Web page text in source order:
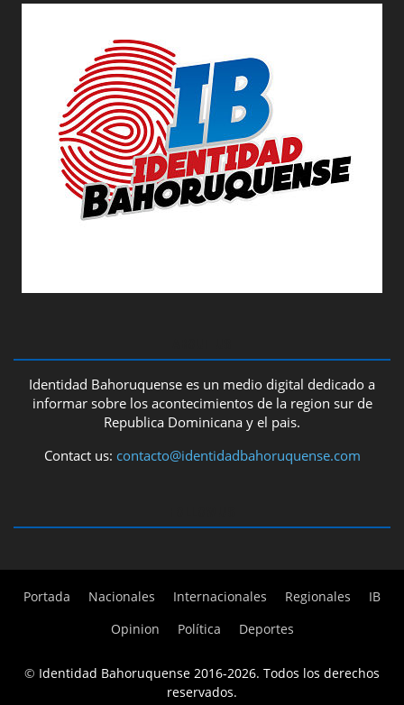
Identidad Bahoruquense es un medio digital dedicado a
informar sobre los acontecimientos de la region sur de
Republica Dominicana y el pais.
Contact us: contacto@identidadbahoruquense.com
Portada Nacionales Internacionales Regionales
IB
Opinion
Política Deportes
© Identidad Bahoruquense 2016-2026. Todos los derechos
reservados.